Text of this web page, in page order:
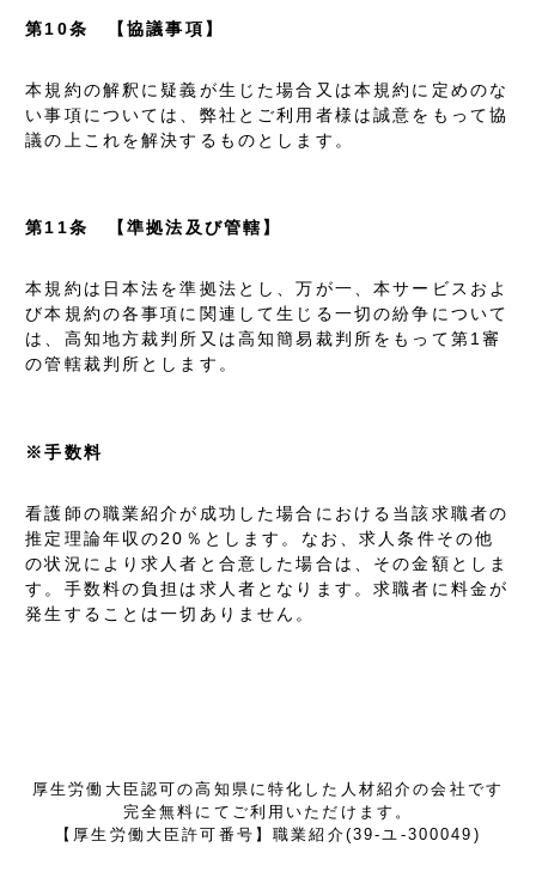
第10条 【協議事項】
本規約の解釈に疑義が生じた場合又は本規約に定めのな
い事項については、弊社とご利用者様は誠意をもって協
議の上これを解決するものとします。
第11条 【準拠法及び管轄】
本規約は日本法を準拠法とし、万が一、本サービスおよ
び本規約の各事項に関連して生じる一切の紛争について
は、高知地方裁判所又は高知簡易裁判所をもって第1審
の管轄裁判所とします。
※手数料
看護師の職業紹介が成功した場合における当該求職者の
推定理論年収の20％とします。なお、求人条件その他
の状況により求人者と合意した場合は、その金額としま
す。手数料の負担は求人者となります。求職者に料金が
発生することは一切ありません。
厚生労働大臣認可の高知県に特化した人材紹介の会社です
完全無料にてご利用いただけます。
【厚生労働大臣許可番号】職業紹介(39-ユ-300049)